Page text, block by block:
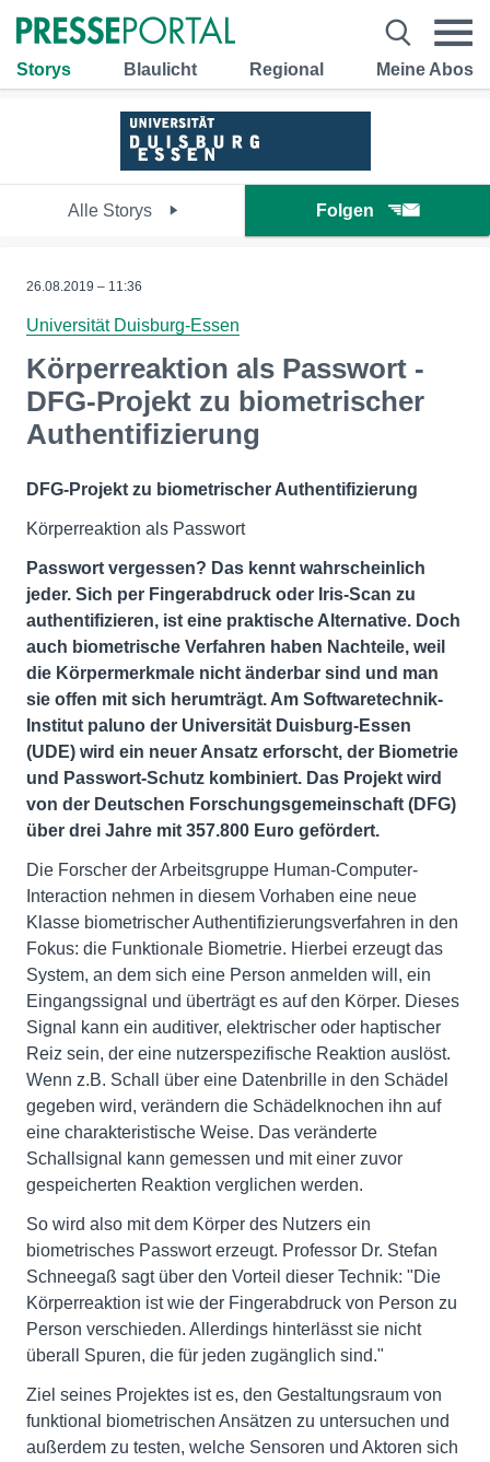
Storys Blaulicht Regional Meine Abos
Alle Storys Folgen
26.08.2019 – 11:36
Universität Duisburg-Essen
Körperreaktion als Passwort -
DFG-Projekt zu biometrischer
Authentifizierung
DFG-Projekt zu biometrischer Authentifizierung
Körperreaktion als Passwort
Passwort vergessen? Das kennt wahrscheinlich
jeder. Sich per Fingerabdruck oder Iris-Scan zu
authentifizieren, ist eine praktische Alternative. Doch
auch biometrische Verfahren haben Nachteile, weil
die Körpermerkmale nicht änderbar sind und man
sie offen mit sich herumträgt. Am Softwaretechnik-
Institut paluno der Universität Duisburg-Essen
(UDE) wird ein neuer Ansatz erforscht, der Biometrie
und Passwort-Schutz kombiniert. Das Projekt wird
von der Deutschen Forschungsgemeinschaft (DFG)
über drei Jahre mit 357.800 Euro gefördert.
Die Forscher der Arbeitsgruppe Human-Computer-
Interaction nehmen in diesem Vorhaben eine neue
Klasse biometrischer Authentifizierungsverfahren in den
Fokus: die Funktionale Biometrie. Hierbei erzeugt das
System, an dem sich eine Person anmelden will, ein
Eingangssignal und überträgt es auf den Körper. Dieses
Signal kann ein auditiver, elektrischer oder haptischer
Reiz sein, der eine nutzerspezifische Reaktion auslöst.
Wenn z.B. Schall über eine Datenbrille in den Schädel
gegeben wird, verändern die Schädelknochen ihn auf
eine charakteristische Weise. Das veränderte
Schallsignal kann gemessen und mit einer zuvor
gespeicherten Reaktion verglichen werden.
So wird also mit dem Körper des Nutzers ein
biometrisches Passwort erzeugt. Professor Dr. Stefan
Schneegaß sagt über den Vorteil dieser Technik: "Die
Körperreaktion ist wie der Fingerabdruck von Person zu
Person verschieden. Allerdings hinterlässt sie nicht
überall Spuren, die für jeden zugänglich sind."
Ziel seines Projektes ist es, den Gestaltungsraum von
funktional biometrischen Ansätzen zu untersuchen und
außerdem zu testen, welche Sensoren und Aktoren sich